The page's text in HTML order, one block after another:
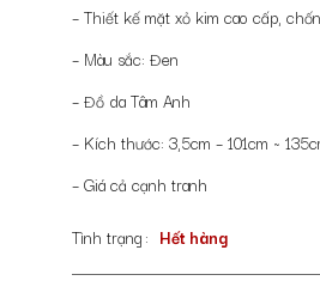
– Thiết kế mặt xỏ kim cao cấp,
– Màu sắc: Đen
– Đồ da Tâm Anh
– Kích thước: 3,5cm – 101cm ~
– Giá cả cạnh tranh
Tình trạng
Hết hàng